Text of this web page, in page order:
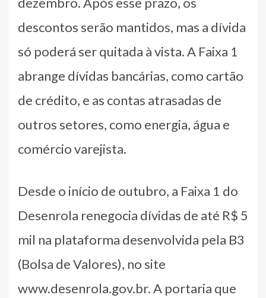
descontos serão mantidos, mas a dívida
só poderá ser quitada à vista. A Faixa 1
abrange dívidas bancárias, como cartão
de crédito, e as contas atrasadas de
outros setores, como energia, água e
comércio varejista.
Desde o início de outubro, a Faixa 1 do
Desenrola renegocia dívidas de até R$ 5
mil na plataforma desenvolvida pela B3
(Bolsa de Valores), no site
www.desenrola.gov.br. A portaria que